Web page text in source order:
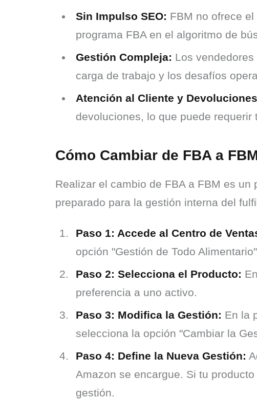
Sin Impulso SEO: FBM no ofrece
programa FBA en el algoritmo de
Gestión Compleja: Los
carga de trabajo y los desafíos
Atención al Cliente y
devoluciones, lo que puede
Cómo Cambiar de FBA a
Realizar el cambio de FBA a FBM es
preparado para la gestión interna del
Paso 1: Accede al Centro de
opción "Gestión de Todo
Paso 2: Selecciona el Producto:
preferencia a uno activo.
Paso 3: Modifica la Gestión: En la
selecciona la opción "Cambiar la
Paso 4: Define la Nueva Gestión:
Amazon se encargue. Si tu
gestión.